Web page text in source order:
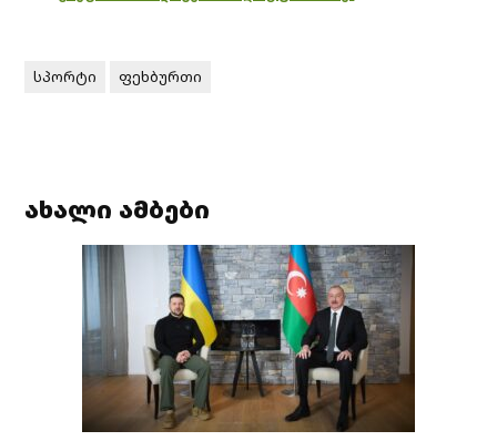
სპორტი ფეხბურთი
ახალი ამბები